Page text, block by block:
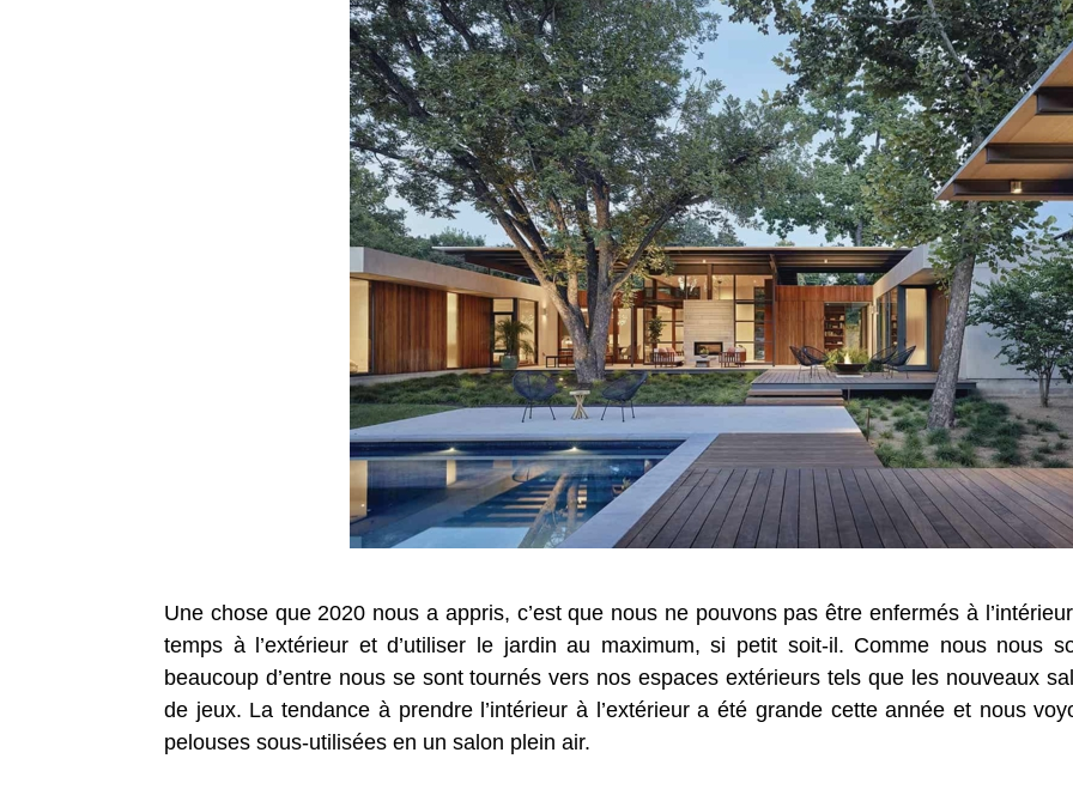
Une chose que 2020 nous a appris, c’est que nous ne pouvons pas être enfermés à
temps à l’extérieur et d’utiliser le jardin au maximum, si petit soit-il. Comme nous nous
beaucoup d’entre nous se sont tournés vers nos espaces extérieurs tels que les nouveaux
de jeux. La tendance à prendre l’intérieur à l’extérieur a été grande cette année et nous
pelouses sous-utilisées en un salon plein air.